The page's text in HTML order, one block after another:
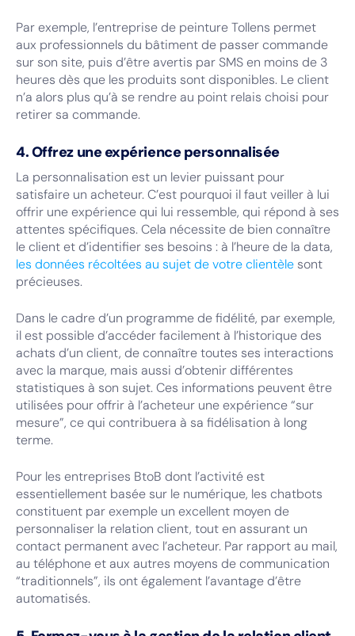
Par exemple, l’entreprise de peinture Tollens permet
aux professionnels du bâtiment de passer commande
sur son site, puis d’être avertis par SMS en moins de 3
heures dès que les produits sont disponibles. Le client
n’a alors plus qu’à se rendre au point relais choisi pour
retirer sa commande.
4. Offrez une expérience personnalisée
La personnalisation est un levier puissant pour
satisfaire un acheteur. C’est pourquoi il faut veiller à lui
offrir une expérience qui lui ressemble, qui répond à ses
attentes spécifiques. Cela nécessite de bien connaître
le client et d’identifier ses besoins : à l’heure de la data,
les données récoltées au sujet de votre clientèle sont
précieuses.
Dans le cadre d’un programme de fidélité, par exemple,
il est possible d’accéder facilement à l’historique des
achats d’un client, de connaître toutes ses interactions
avec la marque, mais aussi d’obtenir différentes
statistiques à son sujet. Ces informations peuvent être
utilisées pour offrir à l’acheteur une expérience “sur
mesure”, ce qui contribuera à sa fidélisation à long
terme.
Pour les entreprises BtoB dont l’activité est
essentiellement basée sur le numérique, les chatbots
constituent par exemple un excellent moyen de
personnaliser la relation client, tout en assurant un
contact permanent avec l’acheteur. Par rapport au mail,
au téléphone et aux autres moyens de communication
“traditionnels”, ils ont également l’avantage d’être
automatisés.